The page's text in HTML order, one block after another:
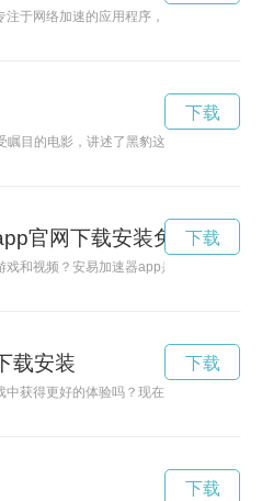
注于网络加速的应用程序，具有稳定、快
瞩目的电影，讲述了黑豹这位王者的成长
下载
官网下载安装免费
戏和视频？安易加速器app是您的不二选
下载
载安装
中获得更好的体验吗？现在有了永久免费
下载
下载